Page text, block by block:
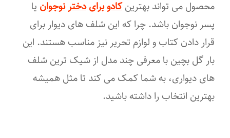
محصول می تواند بهترینکادو برای دختر نوجوانیا
پسر نوجوان باشد. چرا که این شلف های دیوار برای
قرار دادن کتاب و لوازم تحریر نیز مناسب هستند. این
بار گل بچین با معرفی چند مدل از شیک ترین شلف
های دیواری، به شما کمک می کند تا مثل همیشه
بهترین انتخاب را داشته باشید.